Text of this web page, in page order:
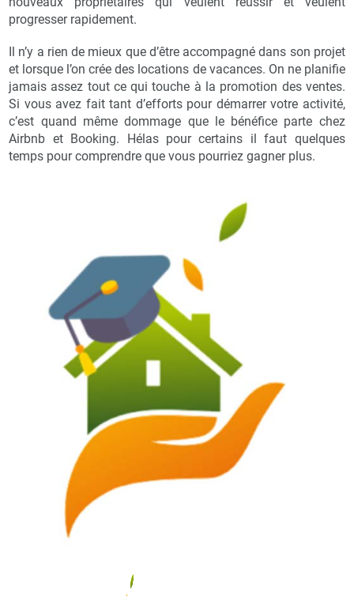
progresser rapidement.
Il n’y a rien de mieux que d’être accompagné dans son projet
et lorsque l’on crée des locations de vacances. On ne planifie
jamais assez tout ce qui touche à la promotion des ventes.
Si vous avez fait tant d’efforts pour démarrer votre activité,
c’est quand même dommage que le bénéfice parte chez
Airbnb et Booking. Hélas pour certains il faut quelques
temps pour comprendre que vous pourriez gagner plus.